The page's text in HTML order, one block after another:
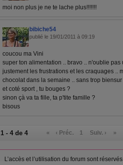
moi non plus je ne te lache plus!!!!!!!
bibiche54
publié le 19/01/2011 à 09:19
coucou ma Vini
super ton alimentation .. bravo .. n'oublie
justement les frustrations et les craquages ..
chocolat dans la semaine .. sans trop biensur
et coté sport , tu bouges ?
sinon çà va ta fille, ta p'tite famille ?
bisous
1 - 4 de 4 « ‹ Préc. 1 Suiv. › »
L’accès et l’utilisation du forum sont